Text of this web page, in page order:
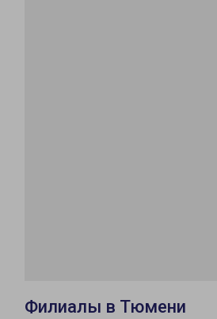
Филиалы в Тюмени